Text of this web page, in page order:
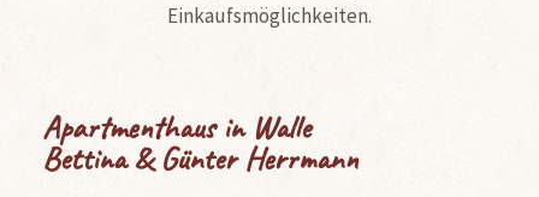
Einkaufsmöglichkeiten.
Apartmenthaus in Walle
Bettina & Günter Herrmann